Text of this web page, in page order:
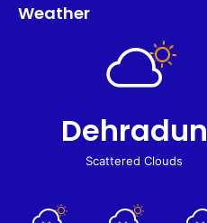
Weather
Dehradun
Scattered Clouds